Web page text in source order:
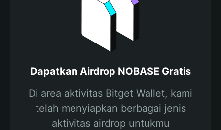
Dapatkan Airdrop NOBASE Gratis
Di area aktivitas Bitget Wallet, kami
telah menyiapkan berbagai jenis
aktivitas airdrop untukmu